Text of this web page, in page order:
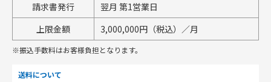
請求書発行
翌月 第1営業日
上限金額
3,000,000円（税込）／月
※振込手数料はお客様負担となります。
送料について